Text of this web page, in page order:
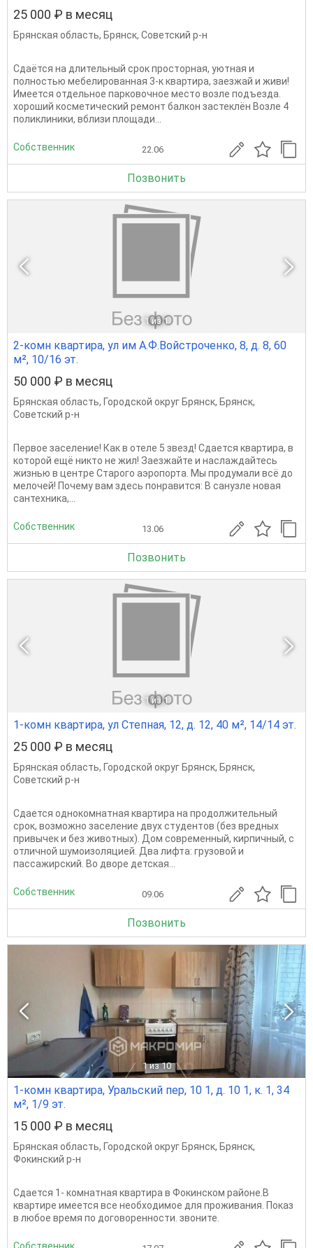
25 000 ₽ в месяц
Брянская область, Брянск, Советский р-н
Сдаётся на длительный срок просторная, уютная и
полностью мебелированная 3-к квартира, заезжай и живи!
Имеется отдельное парковочное место возле подъезда.
хороший косметический ремонт балкон застеклён Возле 4
поликлиники, вблизи площади...
Собственник 22.06
Позвонить
1 из 1
2-комн квартира, ул им А.Ф.Войстроченко, 8, д. 8, 60
м², 10/16 эт.
50 000 ₽ в месяц
Брянская область, Городской округ Брянск, Брянск,
Советский р-н
Первое заселение! Как в отеле 5 звезд! Сдается квартира, в
которой ещё никто не жил! Заезжайте и наслаждайтесь
жизнью в центре Старого аэропорта. Мы продумали всё до
мелочей! Почему вам здесь понравится: В санузле новая
сантехника,...
Собственник 13.06
Позвонить
1 из 1
1-комн квартира, ул Степная, 12, д. 12, 40 м², 14/14 эт.
25 000 ₽ в месяц
Брянская область, Городской округ Брянск, Брянск,
Советский р-н
Сдается однокомнатная квартира на продолжительный
срок, возможно заселение двух студентов (без вредных
привычек и без животных). Дом современный, кирпичный, с
отличной шумоизоляцией. Два лифта: грузовой и
пассажирский. Во дворе детская...
Собственник 09.06
Позвонить
1 из 10
1-комн квартира, Уральский пер, 10 1, д. 10 1, к. 1, 34
м², 1/9 эт.
15 000 ₽ в месяц
Брянская область, Городской округ Брянск, Брянск,
Фокинский р-н
Сдается 1- комнатная квартира в Фокинском районе.В
квартире имеется все необходимое для проживания. Показ
в любое время по договоренности. звоните.
Собственник